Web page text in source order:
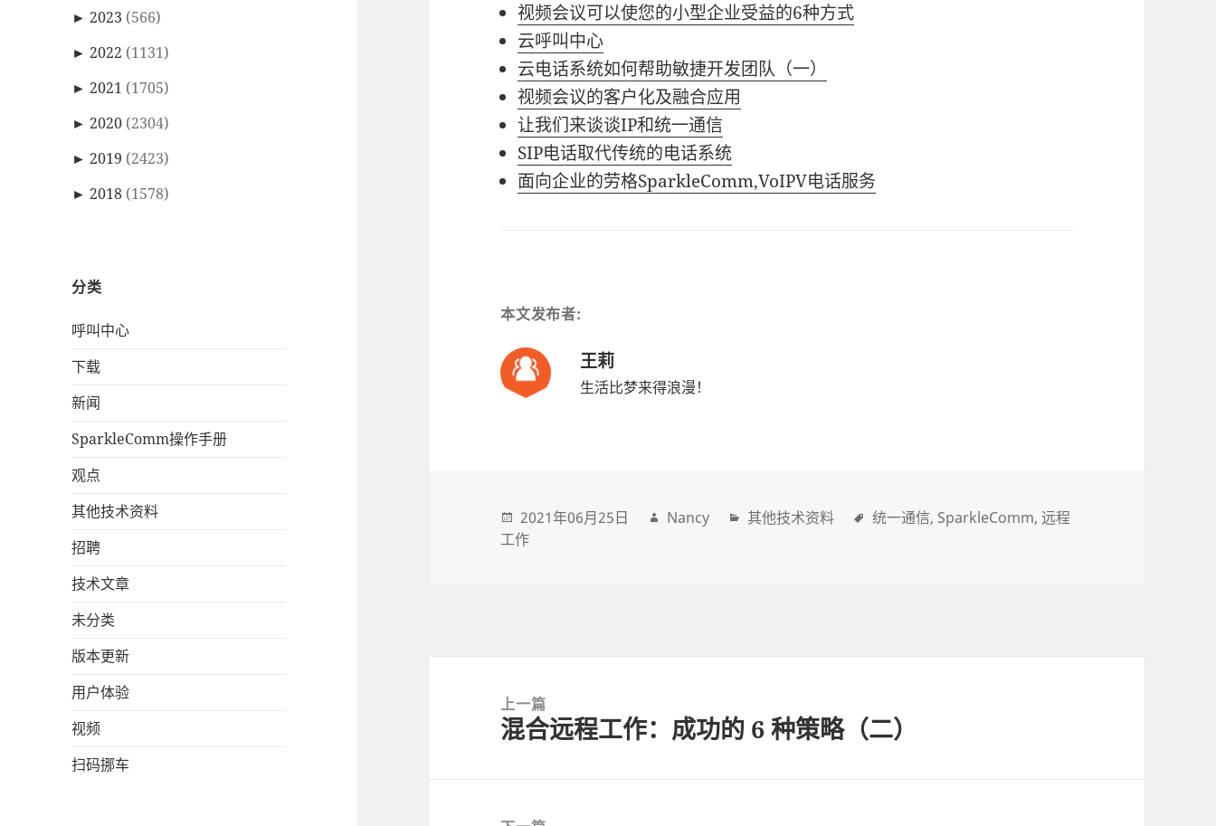
► 2023 (566)
► 2022 (1131)
► 2021 (1705)
► 2020 (2304)
► 2019 (2423)
► 2018 (1578)
分类
呼叫中心
下载
新闻
SparkleComm操作手册
观点
其他技术资料
招聘
技术文章
未分类
版本更新
用户体验
视频
扫码挪车
视频会议可以使您的小型企业受益的6种方式
云呼叫中心
云电话系统如何帮助敏捷开发团队（一）
视频会议的客户化及融合应用
让我们来谈谈IP和统一通信
SIP电话取代传统的电话系统
面向企业的劳格SparkleComm,VoIPV电话服务
本文发布者:
王莉
生活比梦来得浪漫！
2021年06月25日 Nancy 其他技术资料 统一通信 SparkleComm 远程
工作
navigation上一篇
上
混合远程工作：成功的 6 种策略（二）